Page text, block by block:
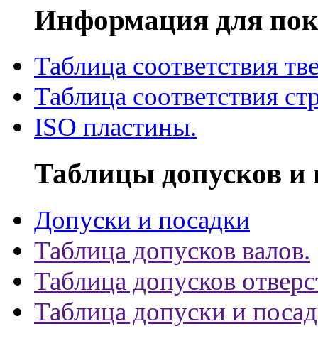
Информация для
Таблица соответствия
Таблица соответствия
ISO пластины.
Таблицы допусков и
Допуски и посадки
Таблица допусков валов.
Таблица допусков
Таблица допуски и